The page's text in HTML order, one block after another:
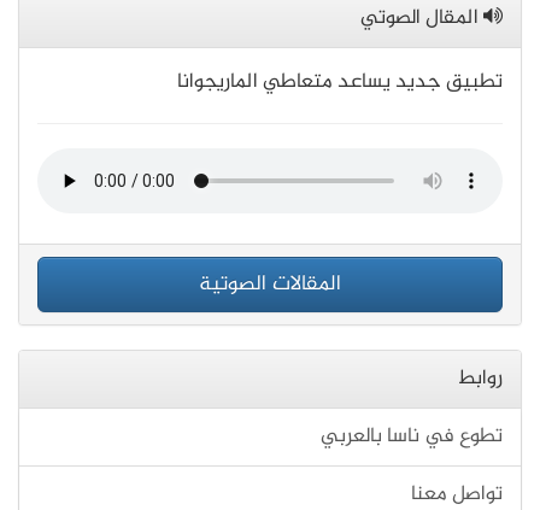
المقال الصوتي
تطبيق جديد يساعد متعاطي الماريجوانا
المقالات الصوتية
روابط
تطوع في ناسا بالعربي
تواصل معنا